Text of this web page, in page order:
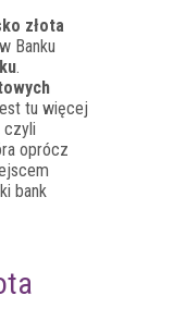
złota
Banku
.
tu więcej
czyli
oprócz
bank